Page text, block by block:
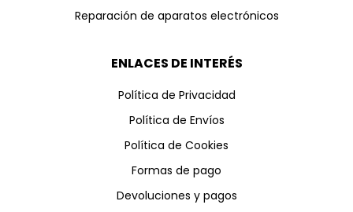
Reparación de aparatos electrónicos
ENLACES DE INTERÉS
Política de Privacidad
Política de Envíos
Política de Cookies
Formas de pago
Devoluciones y pagos